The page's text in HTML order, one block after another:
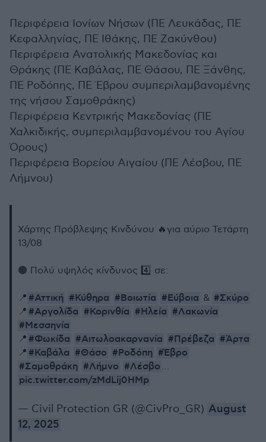
Περιφέρεια Ιονίων Νήσων (ΠΕ Λευκάδας, ΠΕ
Κεφαλληνίας, ΠΕ Ιθάκης, ΠΕ Ζακύνθου)
Περιφέρεια Ανατολικής Μακεδονίας και
Θράκης (ΠΕ Καβάλας, ΠΕ Θάσου, ΠΕ Ξάνθης,
ΠΕ Ροδόπης, ΠΕ Έβρου συμπεριλαμβανομένης
της νήσου Σαμοθράκης)
Περιφέρεια Κεντρικής Μακεδονίας (ΠΕ
Χαλκιδικής, συμπεριλαμβανομένου του Αγίου
Όρους)
Περιφέρεια Βορείου Αιγαίου (ΠΕ Λέσβου, ΠΕ
Λήμνου)
Χάρτης Πρόβλεψης Κινδύνου 🔥για αύριο Τετάρτη
13/08
🟠 Πολύ υψηλός κίνδυνος 4️⃣ σε:
📍 #Αττική #Κύθηρα #Βοιωτία #Εύβοια & #Σκύρο
📍 #Αργολίδα #Κορινθία #Ηλεία #Λακωνία
#Μεσσηνία
📍 #Φωκίδα #Αιτωλοακαρνανία #Πρέβεζα #Άρτα
📍 #Καβάλα #Θάσο #Ροδόπη #Έβρο
#Σαμοθράκη #Λήμνο #Λέσβο …
pic.twitter.com/zMdLij0HMp
— Civil Protection GR (@CivPro_GR) August
12, 2025